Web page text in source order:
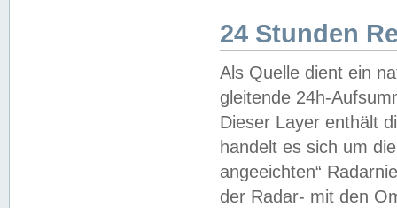
24 Stunden
Als Quelle dient ein
gleitende 24h-
Dieser Layer enthält
handelt es sich um
angeeichten“
der Radar- mit den